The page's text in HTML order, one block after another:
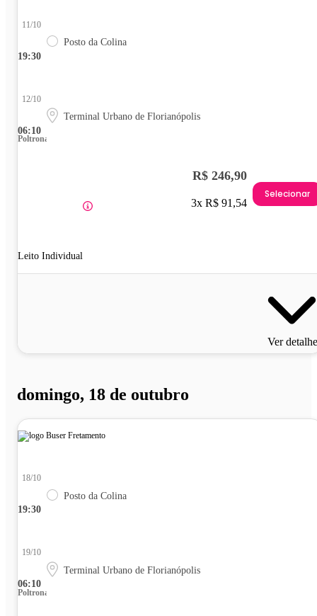
19:30
11/10
Posto da Colina
06:10
12/10
Terminal Urbano de Florianópolis
Poltrona
Leito Individual
R$ 246,90
3x R$ 91,54
Selecionar
Ver
domingo, 18 de outubro
19:30
18/10
Posto da Colina
06:10
19/10
Terminal Urbano de Florianópolis
Poltrona